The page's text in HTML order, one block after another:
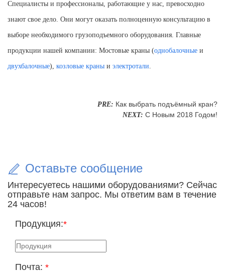
Специалисты и профессионалы, работающие у нас, превосходно
знают свое дело. Они могут оказать полноценную консультацию в
выборе необходимого грузоподъемного оборудования. Главные
продукции нашей компании: Мостовые краны (однобалочные и
двухбалочные), козловые краны и электротали.
PRE: Как выбрать подъёмный кран?
NEXT: С Новым 2018 Годом!
Оставьте сообщение
Интересуетесь нашими оборудованиями? Сейчас
отправьте нам запрос. Мы ответим вам в течение
24 часов!
Продукция:*
Почта: *